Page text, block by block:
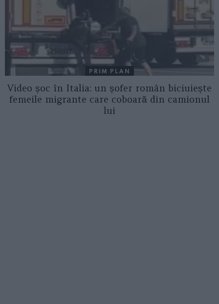
PRIM PLAN
Video șoc în Italia: un șofer român biciuiește
femeile migrante care coboară din camionul
lui